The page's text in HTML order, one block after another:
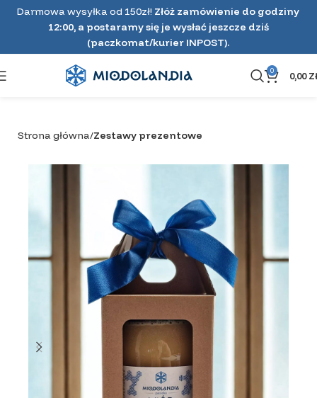
Darmowa wysyłka od 150zł! Złóż zamówienie do godziny
12:00, a postaramy się je wysłać jeszcze dziś
(paczkomat/kurier INPOST).
0 0,00
Strona główna Zestawy prezentowe